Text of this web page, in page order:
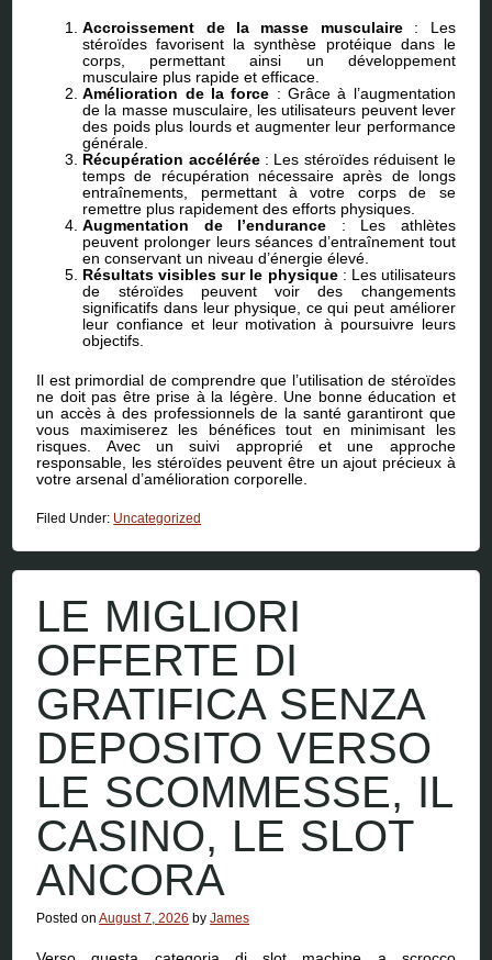
Accroissement de la masse musculaire: Les
stéroïdes favorisent la synthèse protéique dans le
corps, permettant ainsi un développement
musculaire plus rapide et efficace.
Amélioration de la force : Grâce à l’augmentation
de la masse musculaire, les utilisateurs peuvent lever
des poids plus lourds et augmenter leur performance
générale.
Récupération accélérée: Les stéroïdes réduisent le
temps de récupération nécessaire après de longs
entraînements, permettant à votre corps de se
remettre plus rapidement des efforts physiques.
Augmentation de l’endurance : Les athlètes
peuvent prolonger leurs séances d’entraînement tout
en conservant un niveau d’énergie élevé.
Résultats visibles sur le physique: Les utilisateurs
de stéroïdes peuvent voir des changements
significatifs dans leur physique, ce qui peut améliorer
leur confiance et leur motivation à poursuivre leurs
objectifs.
Il est primordial de comprendre que l’utilisation de stéroïdes
ne doit pas être prise à la légère. Une bonne éducation et
un accès à des professionnels de la santé garantiront que
vous maximiserez les bénéfices tout en minimisant les
risques. Avec un suivi approprié et une approche
responsable, les stéroïdes peuvent être un ajout précieux à
votre arsenal d’amélioration corporelle.
Filed Under: Uncategorized
LE MIGLIORI
OFFERTE DI
GRATIFICA SENZA
DEPOSITO VERSO
LE SCOMMESSE, IL
CASINO, LE SLOT
ANCORA
Posted onAugust 7, 2026 byJames